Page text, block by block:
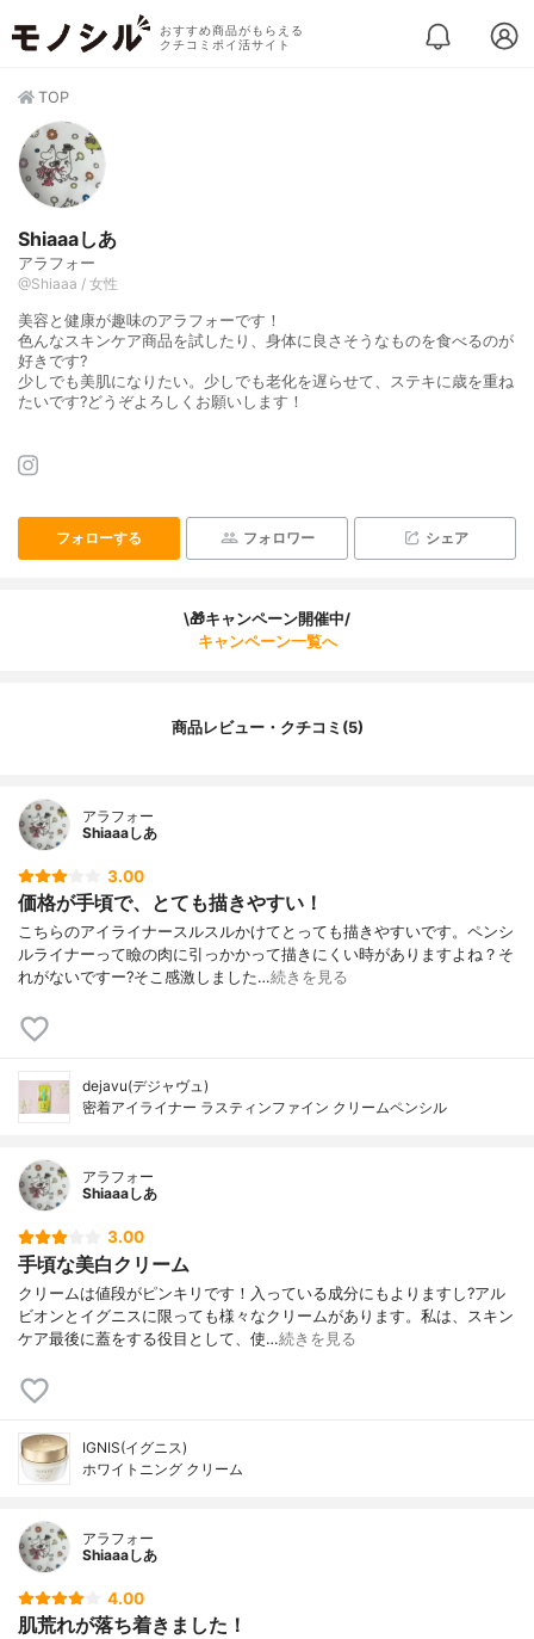
おすすめ商品がもらえる
クチコミポイ活サイト
TOP
Shiaaaしあ
アラフォー
@Shiaaa / 女性
美容と健康が趣味のアラフォーです！
色んなスキンケア商品を試したり、身体に良さそうなものを食べるのが
好きです?
少しでも美肌になりたい。少しでも老化を遅らせて、ステキに歳を重ね
たいです?どうぞよろしくお願いします！
フォローする フォロワー シェア
\🎁キャンペーン開催中/
キャンペーン一覧へ
商品レビュー・クチコミ(5)
アラフォー
Shiaaaしあ
3.00
価格が手頃で、とても描きやすい！
こちらのアイライナースルスルかけてとっても描きやすいです。ペンシ
ルライナーって瞼の肉に引っかかって描きにくい時がありますよね？そ
れがないですー?そこ感激しました…続きを見る
dejavu(デジャヴュ)
密着アイライナー ラスティンファイン クリームペンシル
アラフォー
Shiaaaしあ
3.00
手頃な美白クリーム
クリームは値段がピンキリです！入っている成分にもよりますし?アル
ビオンとイグニスに限っても様々なクリームがあります。私は、スキン
ケア最後に蓋をする役目として、使…続きを見る
IGNIS(イグニス)
ホワイトニング クリーム
アラフォー
Shiaaaしあ
4.00
肌荒れが落ち着きました！